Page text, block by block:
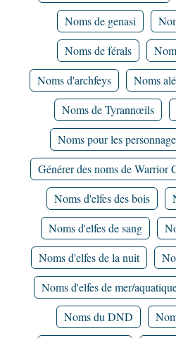
Noms de genasi
Noms de férals
Noms d'archfeys
Noms
Noms de Tyrannœils
Noms pour les
Générer des noms de Warrior
Noms d'elfes des bois
Noms d'elfes de sang
Noms d'elfes de la nuit
Noms d'elfes de mer/
Noms du DND